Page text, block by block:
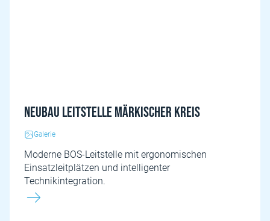
Neubau Leitstelle Märkischer Kreis
Galerie
Moderne BOS-Leitstelle mit ergonomischen
Einsatzleitplätzen und intelligenter
Technikintegration.